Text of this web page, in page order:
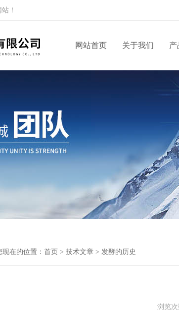
！
网站首页 关于我们 产
现在的位置： 首页 > 技术文章 > 发酵的历史
浏览次